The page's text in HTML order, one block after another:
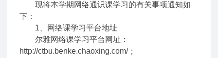
现将本学期网络通识课学习的有关事项通知如
下：
1、网络课学习平台地址
尔雅网络课学习平台网址：
http://ctbu.benke.chaoxing.com/；